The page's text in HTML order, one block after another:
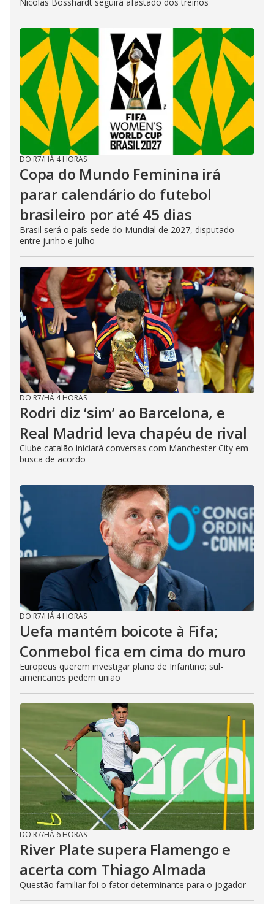
DO R7/HÁ 4 HORAS
Copa do Mundo Feminina irá
parar calendário do futebol
brasileiro por até 45 dias
Brasil será o país-sede do Mundial de 2027, disputado
entre junho e julho
DO R7/HÁ 4 HORAS
Rodri diz ‘sim’ ao Barcelona, e
Real Madrid leva chapéu de rival
Clube catalão iniciará conversas com Manchester City em
busca de acordo
DO R7/HÁ 4 HORAS
Uefa mantém boicote à Fifa;
Conmebol fica em cima do muro
Europeus querem investigar plano de Infantino; sul-
americanos pedem união
DO R7/HÁ 6 HORAS
River Plate supera Flamengo e
acerta com Thiago Almada
Questão familiar foi o fator determinante para o jogador